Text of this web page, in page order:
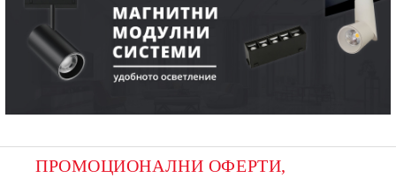
ПРОМОЦИОНАЛНИ ОФЕРТИ,